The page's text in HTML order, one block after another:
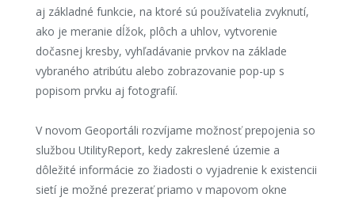
aj základné funkcie, na ktoré sú používatelia zvyknutí,
ako je meranie dĺžok, plôch a uhlov, vytvorenie
dočasnej kresby, vyhľadávanie prvkov na základe
vybraného atribútu alebo zobrazovanie pop-up s
popisom prvku aj fotografií.
V novom Geoportáli rozvíjame možnosť prepojenia so
službou UtilityReport, kedy zakreslené územie a
dôležité informácie zo žiadosti o vyjadrenie k existencii
sietí je možné prezerať priamo v mapovom okne